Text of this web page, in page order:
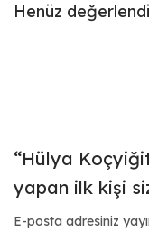
Henüz
“Hülya
yapan ilk kişi
E-posta adresiniz